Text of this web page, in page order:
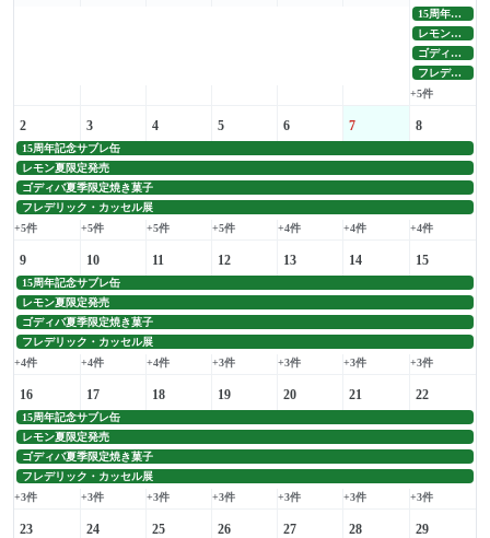
15周年記念サブレ缶
レモン夏限定発売
ゴディバ夏季限定焼き菓子
フレデリック・カッセル展
+5件
2 3 4 5 6 7 8
15周年記念サブレ缶
レモン夏限定発売
ゴディバ夏季限定焼き菓子
フレデリック・カッセル展
+5件
+5件 +5件 +5件 +4件 +4件 +4件
9 10 11 12 13 14 15
15周年記念サブレ缶
レモン夏限定発売
ゴディバ夏季限定焼き菓子
フレデリック・カッセル展
+4件
+4件 +4件 +3件 +3件 +3件 +3件
16 17 18 19 20 21 22
15周年記念サブレ缶
レモン夏限定発売
ゴディバ夏季限定焼き菓子
フレデリック・カッセル展
+3件
+3件 +3件 +3件 +3件 +3件 +3件
23 24 25 26 27 28 29